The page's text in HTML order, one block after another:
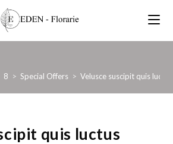
8 > Special Offers > Velusce suscipit quis luctus
quis luctus